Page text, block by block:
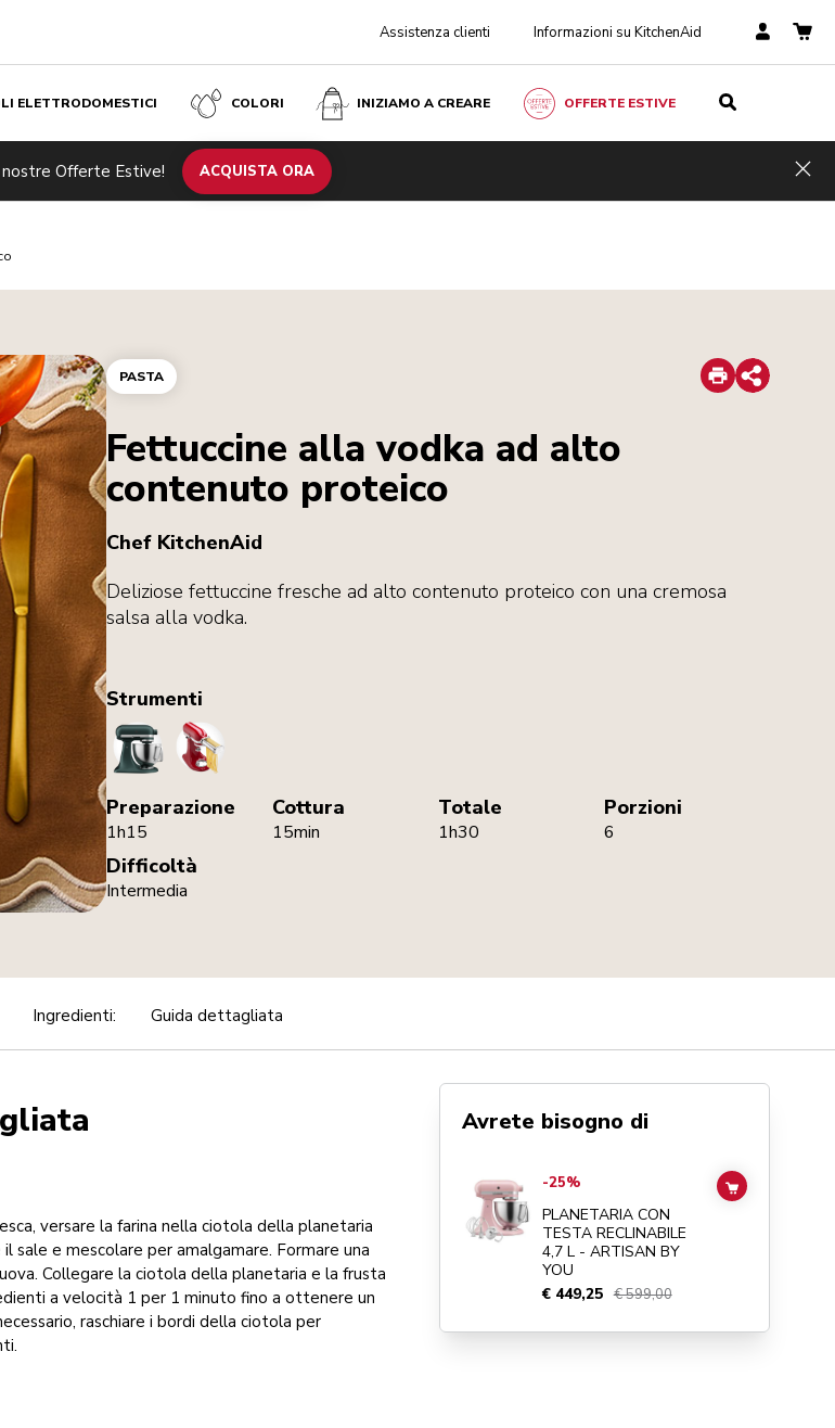
Assistenza clienti Informazioni su KitchenAid
ELETTRODOMESTICI COLORI INIZIAMO A CREARE OFFERTE ESTIVE
Offerte Estive! ACQUISTA ORA
PASTA Print
Share
Fettuccine alla vodka ad alto
contenuto proteico
Chef KitchenAid
Deliziose fettuccine fresche ad alto contenuto proteico con una cremosa
salsa alla vodka.
Strumenti
StandMixerPastaCutters
Preparazione
1h15
Cottura
15min
Totale
1h30
Porzioni
6
Difficoltà
Intermedia
Ingredienti: Guida dettagliata
versare la farina nella ciotola della planetaria
sale e mescolare per amalgamare. Formare una
Collegare la ciotola della planetaria e la frusta
a velocità 1 per 1 minuto fino a ottenere un
raschiare i bordi della ciotola per
Avrete bisogno di
Go toPLANETARIA CON TESTA RECLINABILE 4,7 L -
-25%
PLANETARIA CON
TESTA RECLINABILE
4,7 L - ARTISAN BY
YOU
€ 449,25 € 599,00
ADD TO CART